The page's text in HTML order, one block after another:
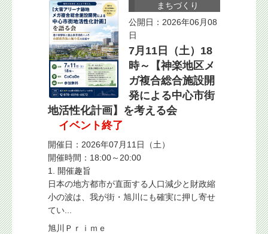
まちづくり
公開日：2026年06月08
日
7月11日（土）18
時～【神楽地区メ
ガ複合総合施設開
発による中心市街
地活性化計画】を考える会
イベント終了
開催日：2026年07月11日（土）
開催時間：18:00～20:00
1. 開催趣旨
日本の地方都市が直面する人口減少と財政縮
小の波は、我が街・旭川にも確実に押し寄せ
てい...
旭川Ｐｒｉｍｅ